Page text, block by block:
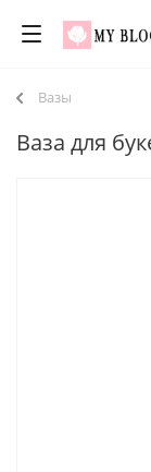
Вазы
Ваза для